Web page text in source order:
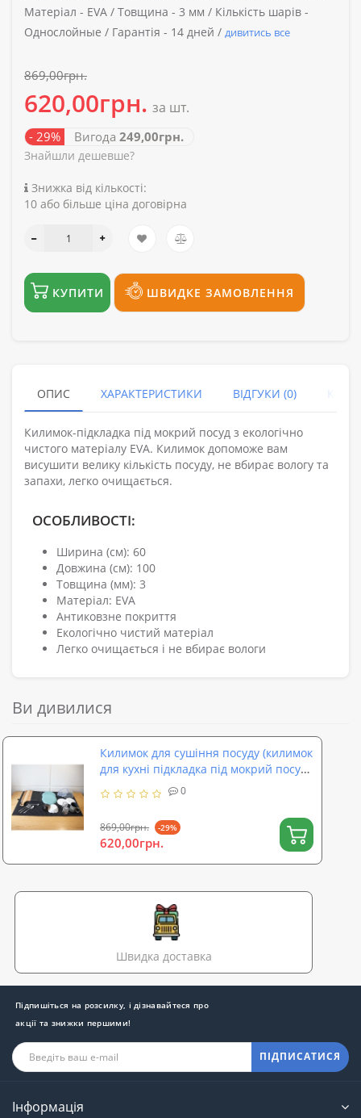
Матеріал - EVA / Товщина - 3 мм / Кількість шарів -
Однослойные / Гарантія - 14 дней / дивитись все
869,00грн.
620,00грн. за шт.
- 29% Вигода 249,00грн.
Знайшли дешевше?
Знижка від кількості:
10 або більше ціна договірна
КУПИТИ ШВИДКЕ ЗАМОВЛЕННЯ
ОПИС ХАРАКТЕРИСТИКИ ВІДГУКИ (0)
Килимок-підкладка під мокрий посуд з екологічно
чистого матеріалу EVА. Килимок допоможе вам
висушити велику кількість посуду, не вбирає вологу та
запахи, легко очищається.
ОСОБЛИВОСТІ:
Ширина (см): 60
Довжина (см): 100
Товщина (мм): 3
Матеріал: EVA
Антиковзне покриття
Екологічно чистий матеріал
Легко очищається і не вбирає вологи
Ви дивилися
Килимок для сушіння посуду (килимок
для кухні підкладка під мокрий посуд)
100х60 см OSPORT (R-00057)
0
869,00грн. -29%
620,00грн.
Швидка доставка
Підпишіться на розсилку, і дізнавайтеся про
акції та знижки першими!
ПІДПИСАТИСЯ
Інформація